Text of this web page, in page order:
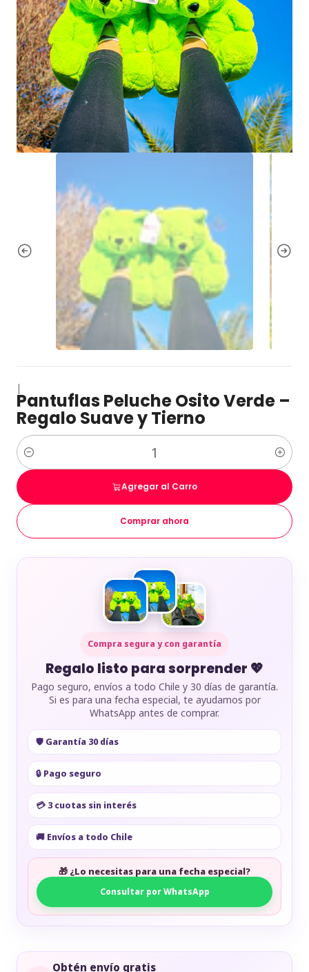
|
Pantuflas Peluche Osito Verde –
Regalo Suave y Tierno
Cantidad
Agregar al Carro
Comprar ahora
Compra segura y con garantía
Regalo listo para sorprender 💖
Pago seguro, envíos a todo Chile y 30 días de garantía.
Si es para una fecha especial, te ayudamos por
WhatsApp antes de comprar.
🛡️ Garantía 30 días
🔒 Pago seguro
💳 3 cuotas sin interés
🚚 Envíos a todo Chile
🎁 ¿Lo necesitas para una fecha especial?
Consultar por WhatsApp
Obtén envío gratis